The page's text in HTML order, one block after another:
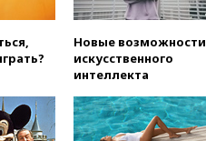
вчера, 21:43Организаторы
«Интервидения»
подтвердили, что конкурс
пройдет в Саудовской Аравии
вчера, 21:35 Машков: в РФ
подготовили концепцию
развития театрального
искусства до 2035 года
Новые возможности
искусственного
интеллекта